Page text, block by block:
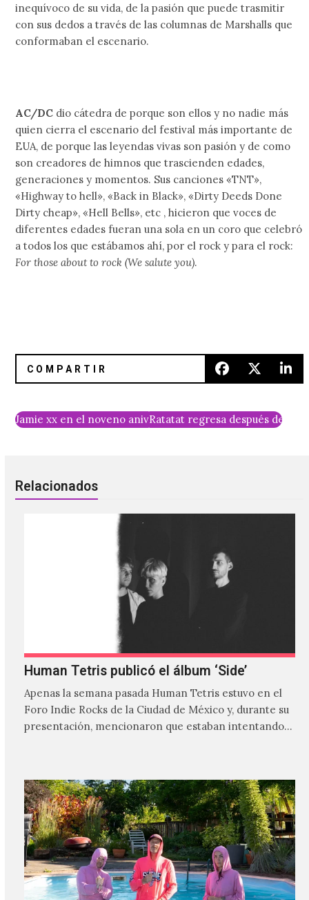
inequívoco de su vida, de la pasión que puede trasmitir
con sus dedos a través de las columnas de Marshalls que
conformaban el escenario.
AC/DC dio cátedra de porque son ellos y no nadie más
quien cierra el escenario del festival más importante de
EUA, de porque las leyendas vivas son pasión y de como
son creadores de himnos que trascienden edades,
generaciones y momentos. Sus canciones «TNT»,
«Highway to hell», «Back in Black», «Dirty Deeds Done
Dirty cheap», «Hell Bells», etc , hicieron que voces de
diferentes edades fueran una sola en un coro que celebró
a todos los que estábamos ahí, por el rock y para el rock:
For those about to rock (We salute you).
Jamie xx en el noveno aniversario de Sicario
Ratatat regresa después de 5
Relacionados
Human Tetris publicó el álbum ‘Side’
Apenas la semana pasada Human Tetris estuvo en el
Foro Indie Rocks de la Ciudad de México y, durante su
presentación, mencionaron que estaban intentando…